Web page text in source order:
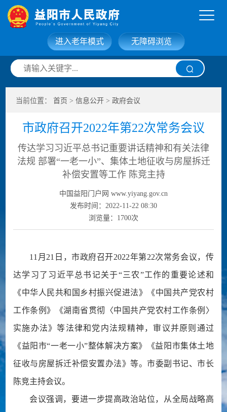
网站首页 走进益阳
信息公开
互动交流 政府数据
无障碍浏览
进入老年模式
当前位置：首页 >信息公开 >政府会议
市政府召开2022年第22次常务会议
传达学习习近平总书记重要讲话精神和有关法律
法规 部署“一老一小”、集体土地征收与房屋拆迁
补偿安置等工作 陈竞主持
中国益阳门户网 www.yiyang.gov.cn
发布时间：2022-11-22 08:30
浏览量： 1700次
11月21日，市政府召开2022年第22次常务会议，传
达学习了习近平总书记关于“三农”工作的重要论述和
《中华人民共和国乡村振兴促进法》《中国共产党农村
工作条例》《湖南省贯彻〈中国共产党农村工作条例〉
实施办法》等法律和党内法规精神，审议并原则通过
《益阳市“一老一小”整体解决方案》《益阳市集体土地
征收与房屋拆迁补偿安置办法》等。市委副书记、市长
陈竞主持会议。
会议强调，要进一步提高政治站位，从全局战略高